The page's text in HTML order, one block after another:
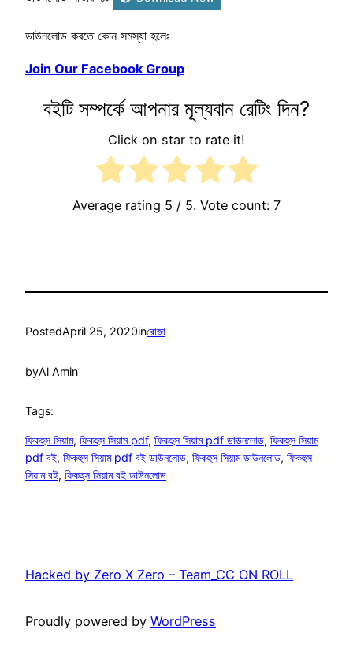
ডাউনলোড করতে কোন সমস্যা হলেঃ
Join Our Facebook Group
বইটি সম্পর্কে আপনার মূল্যবান রেটিং দিন?
Click on star to rate it!
Average rating 5 / 5. Vote count: 7
PostedApril 25, 2020inরোজা
byAl Amin
Tags:
ফিকহুস সিয়াম, ফিকহুস সিয়াম pdf, ফিকহুস সিয়াম pdf ডাউনলোড, ফিকহুস সিয়াম
pdf বই, ফিকহুস সিয়াম pdf বই ডাউনলোড, ফিকহুস সিয়াম ডাউনলোড, ফিকহুস
সিয়াম বই, ফিকহুস সিয়াম বই ডাউনলোড
Hacked by Zero X Zero – Team_CC ON ROLL
Proudly powered by WordPress